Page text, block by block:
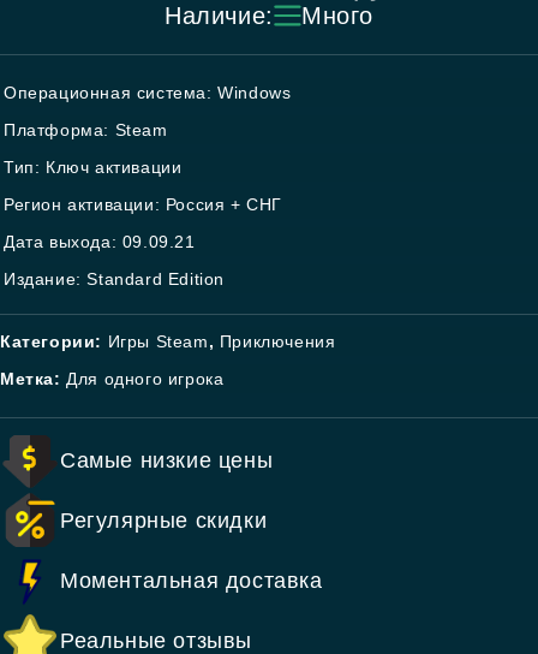
Наличие: Много
Операционная система: Windows
Платформа: Steam
Тип: Ключ активации
Регион активации: Россия + СНГ
Дата выхода: 09.09.21
Издание: Standard Edition
Категории: Игры Steam, Приключения
Метка: Для одного игрока
Самые низкие цены
Регулярные скидки
Моментальная доставка
Реальные отзывы